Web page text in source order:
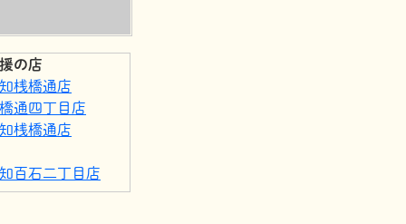
の店
桟橋通店
通四丁目店
桟橋通店
百石二丁目店
ばし店